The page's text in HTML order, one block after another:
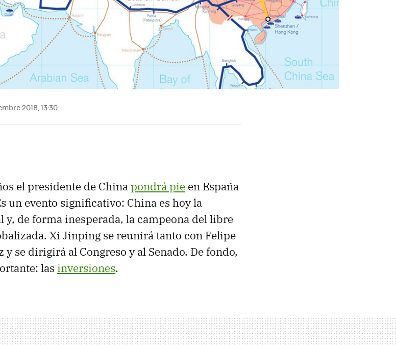
2018, 13:30
el presidente de Chinapondrá pie en España
un evento significativo: China es hoy la
y, de forma inesperada, la campeona del libre
Xi Jinping se reunirá tanto con Felipe
y se dirigirá al Congreso y al Senado. De fondo,
las inversiones.